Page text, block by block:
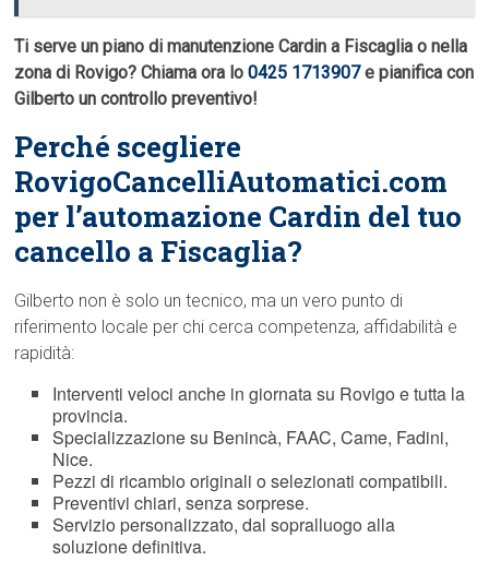
Ti serve un piano di manutenzione Cardin a Fiscaglia o nella
zona di Rovigo? Chiama ora lo0425 1713907e pianifica con
Gilberto un controllo preventivo!
Perché scegliere
RovigoCancelliAutomatici.com
per l’automazione Cardin del tuo
cancello a Fiscaglia?
Gilberto non è solo un tecnico, ma un vero punto di
riferimento locale per chi cerca competenza, affidabilità e
rapidità:
Interventi veloci anche in giornata su Rovigo e tutta la
provincia.
Specializzazione su Benincà, FAAC, Came, Fadini,
Nice.
Pezzi di ricambio originali o selezionati compatibili.
Preventivi chiari, senza sorprese.
Servizio personalizzato, dal sopralluogo alla
soluzione definitiva.